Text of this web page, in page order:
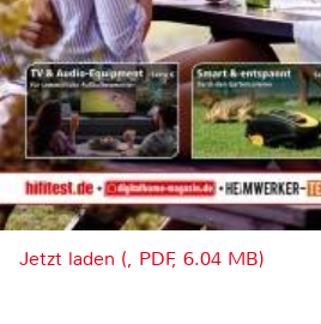
Jetzt laden (, PDF, 6.04 MB)